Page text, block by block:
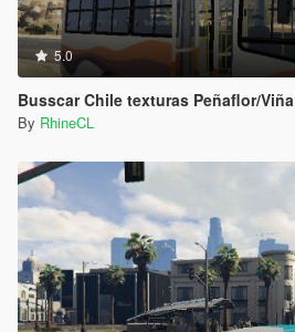
5.0
Busscar Chile texturas Peñaflor/Viña
By RhineCL